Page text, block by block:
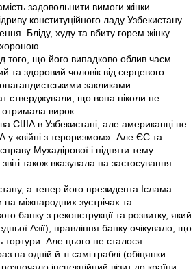
задовольнити вимоги жінки
конституційного ладу Узбекистану.
Бліду, худу та вбиту горем жінку
того, що його випадково облив чаєм
здоровий чоловік від серцевого
закликами
стверджували, що вона ніколи не
отримала вирок.
США в Узбекистані, але американці не
у «війні з тероризмом». Але ЄС та
Мухадірової і підняти тему
також вказувала на застосування
а тепер його президента Іслама
міжнародних зустрічах та
банку з реконструкції та розвитку, який
Азії), правління банку очікувало, що
тортури. Але цього не сталося.
одній й ті самі граблі (обіцянки
інспекційний візит до країни.